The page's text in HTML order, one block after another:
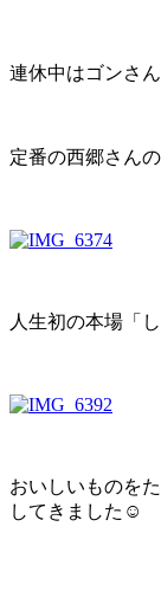
連休中はゴンさ
定番の西郷さんの
人生初の本場「
おいしいものを
してきました☺